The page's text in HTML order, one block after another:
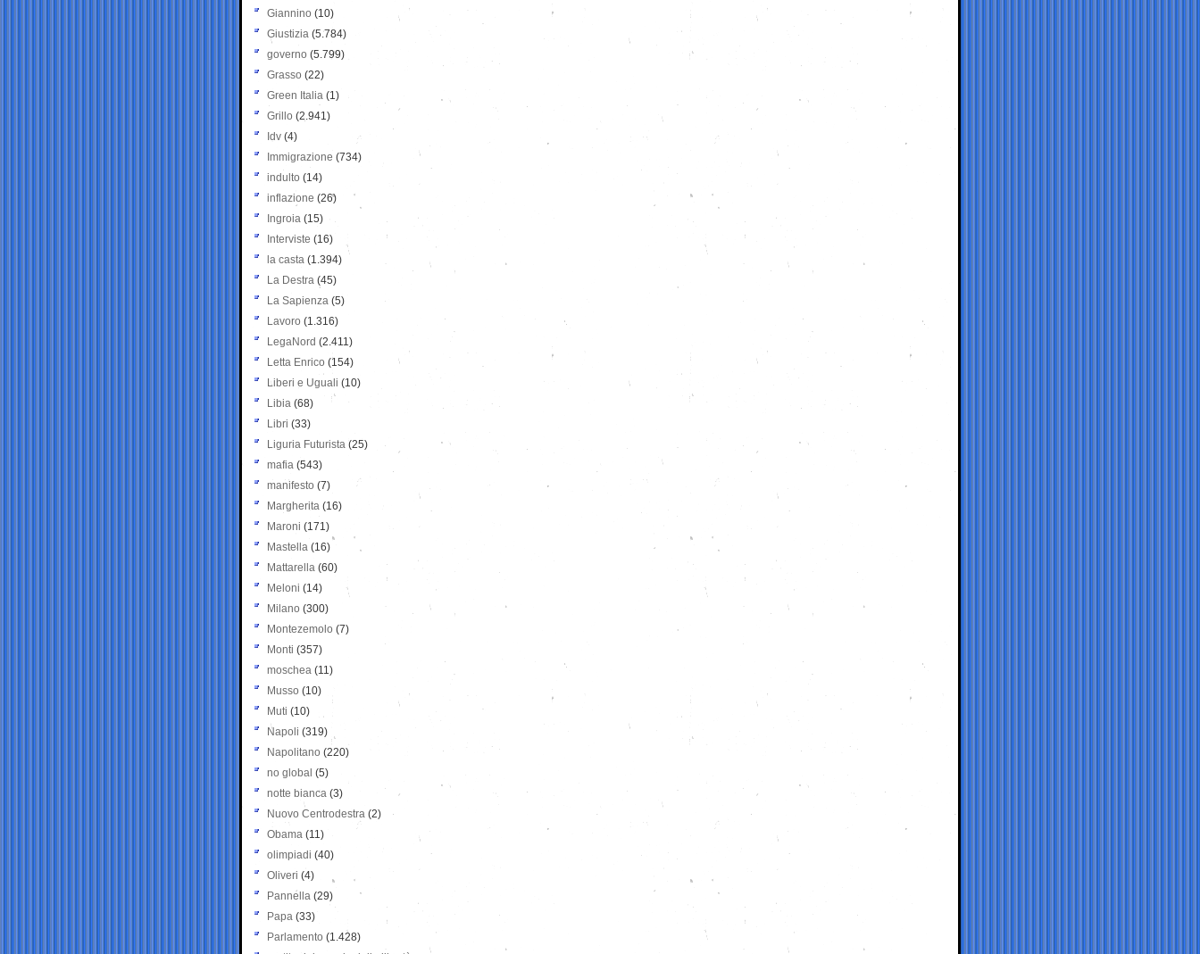
Giannino (10)
Giustizia (5.784)
governo (5.799)
Grasso (22)
Green Italia (1)
Grillo (2.941)
Idv (4)
Immigrazione (734)
indulto (14)
inflazione (26)
Ingroia (15)
Interviste (16)
la casta (1.394)
La Destra (45)
La Sapienza (5)
Lavoro (1.316)
LegaNord (2.411)
Letta Enrico (154)
Liberi e Uguali (10)
Libia (68)
Libri (33)
Liguria Futurista (25)
mafia (543)
manifesto (7)
Margherita (16)
Maroni (171)
Mastella (16)
Mattarella (60)
Meloni (14)
Milano (300)
Montezemolo (7)
Monti (357)
moschea (11)
Musso (10)
Muti (10)
Napoli (319)
Napolitano (220)
no global (5)
notte bianca (3)
Nuovo Centrodestra (2)
Obama (11)
olimpiadi (40)
Oliveri (4)
Pannella (29)
Papa (33)
Parlamento (1.428)